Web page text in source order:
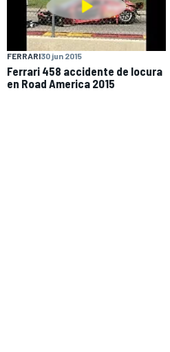
FERRARI30 jun 2015
Ferrari 458 accidente de locura
en Road America 2015